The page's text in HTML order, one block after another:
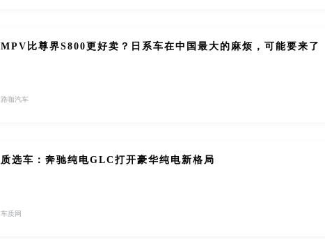
MPV比尊界S800更好卖？日系车在中国最大的麻烦，可能要来了
路咖汽车
质选车：奔驰纯电GLC打开豪华纯电新格局
车质网